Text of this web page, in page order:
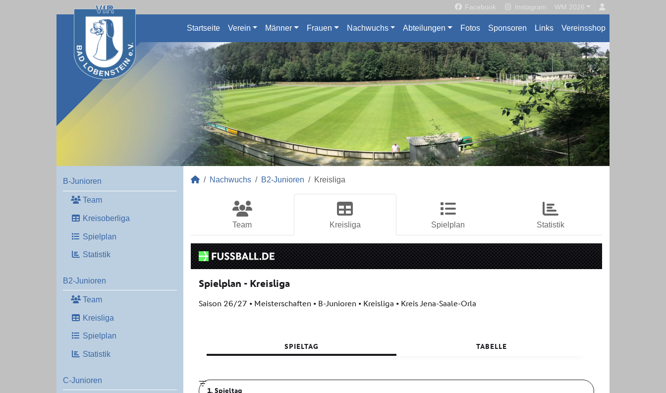
Facebook Instagram WM 2026
Startseite Verein Männer Frauen Nachwuchs Abteilungen Fotos Sponsoren Links Vereinsshop
B-Junioren
Team
Kreisoberliga
Spielplan
Statistik
B2-Junioren
Team
Kreisliga
Spielplan
Statistik
C-Junioren
Nachwuchs B2-Junioren Kreisliga
Team Kreisliga Spielplan Statistik